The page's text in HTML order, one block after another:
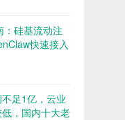
：硅基流动注
快速接入
足1亿，云业
，国内十大老